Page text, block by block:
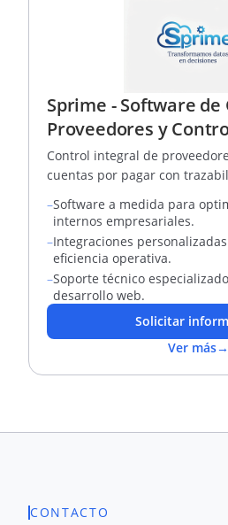
Sprime - Software de
Proveedores y
Control integral de
cuentas por pagar con
–Software a medida para
internos empresariales.
–Integraciones
eficiencia operativa.
–Soporte técnico
desarrollo web.
Solicitar
Ver más→
CONTACTO